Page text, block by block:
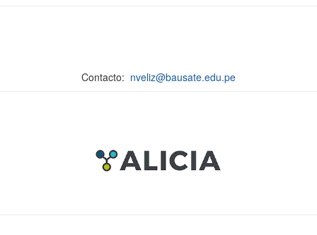
Contacto: nveliz@bausate.edu.pe